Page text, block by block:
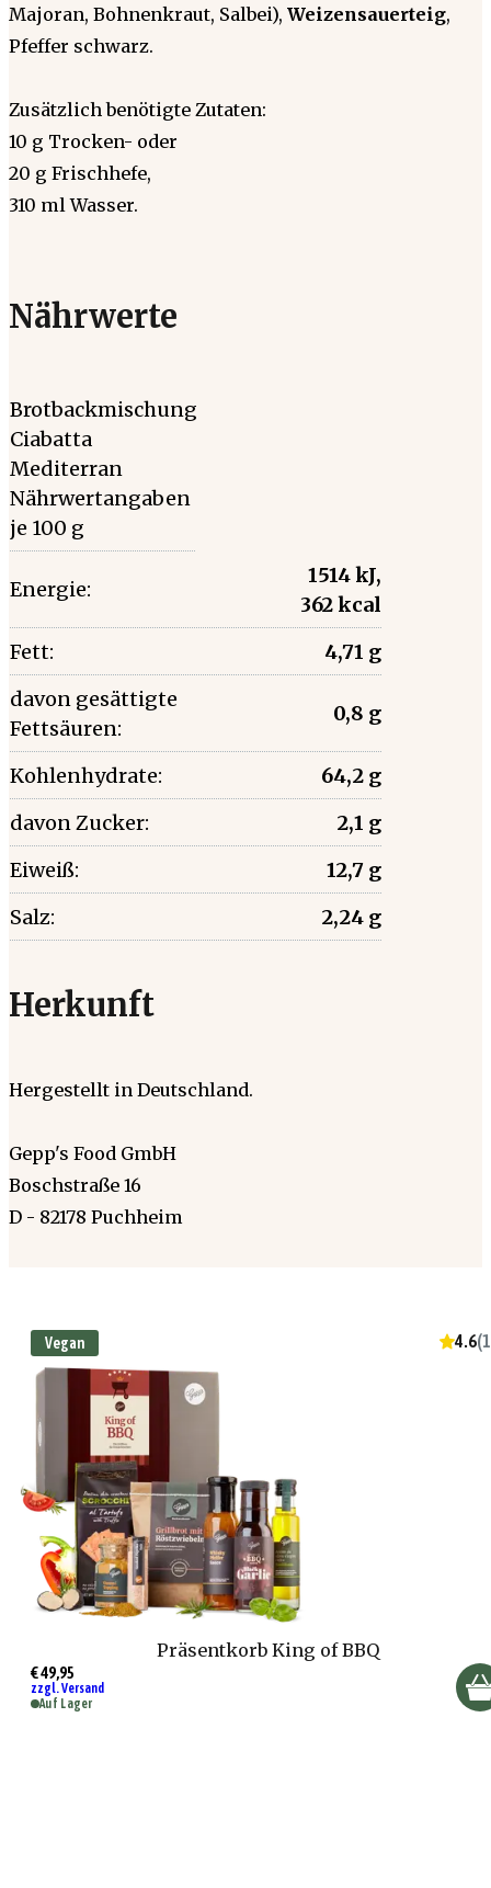
Majoran, Bohnenkraut, Salbei), Weizensauerteig,
Pfeffer schwarz.
Zusätzlich benötigte Zutaten:
10 g Trocken- oder
20 g Frischhefe,
310 ml Wasser.
Nährwerte
Brotbackmischung
Ciabatta
Mediterran
Nährwertangaben
je 100 g
Energie:
1514 kJ,
362 kcal
Fett:
4,71 g
davon gesättigte
Fettsäuren:
0,8 g
Kohlenhydrate:
64,2 g
davon Zucker:
2,1 g
Eiweiß:
12,7 g
Salz:
2,24 g
Herkunft
Hergestellt in Deutschland.
Gepp's Food GmbH
Boschstraße 16
D - 82178 Puchheim
Vegan 4.6(
Präsentkorb King of BBQ
€ 49,95
zzgl. Versand
Auf Lager